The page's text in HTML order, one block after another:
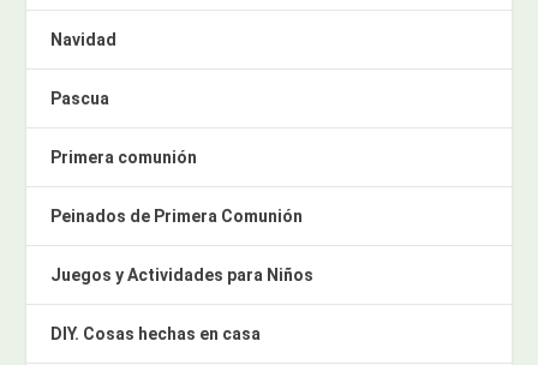
Navidad
Pascua
Primera comunión
Peinados de Primera Comunión
Juegos y Actividades para Niños
DIY. Cosas hechas en casa